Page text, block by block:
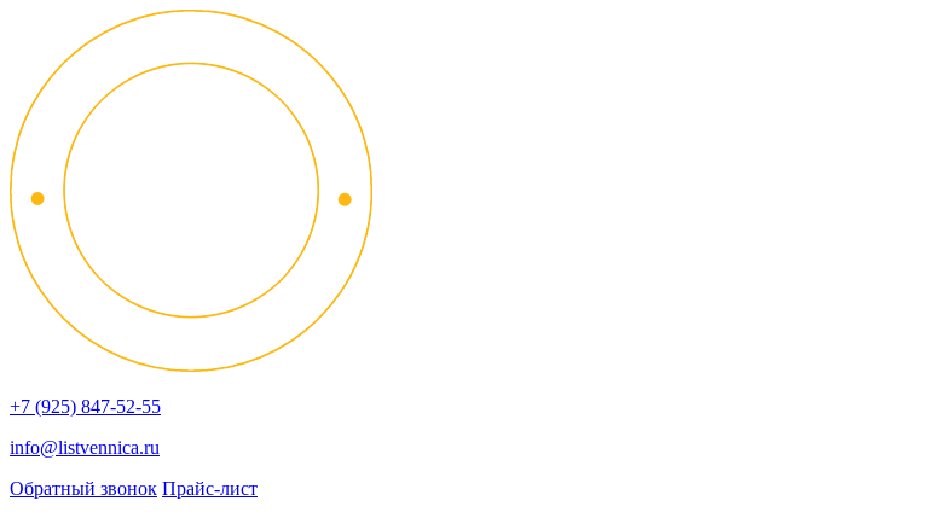
+7 (925) 847-52-55
info@listvennica.ru
Обратный звонок Прайс-лист